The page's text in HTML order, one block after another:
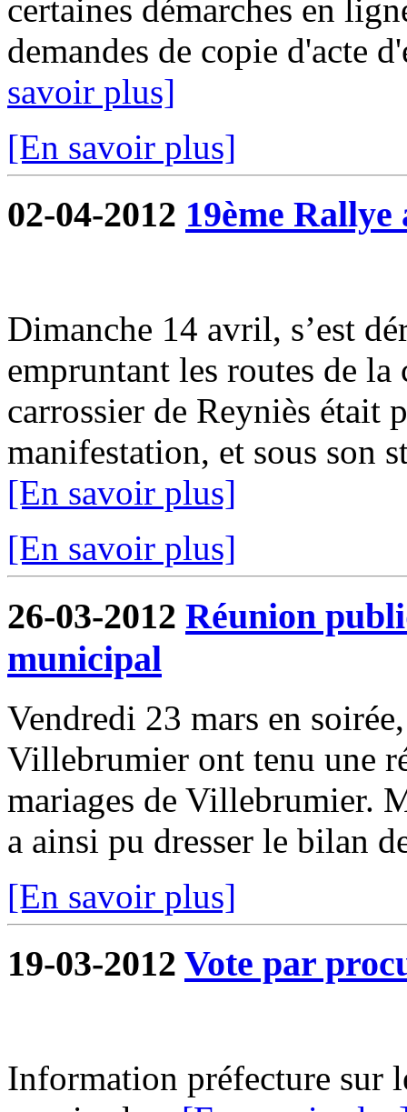
certaines démarches en
demandes de copie d'acte
savoir plus]
[En savoir plus]
02-04-2012 19ème
Dimanche 14 avril, s’est
empruntant les routes de
carrossier de Reyniès était
manifestation, et sous son
[En savoir plus]
[En savoir plus]
26-03-2012 Réunion
municipal
Vendredi 23 mars en
Villebrumier ont tenu une
mariages de Villebrumier.
a ainsi pu dresser le bilan
[En savoir plus]
19-03-2012 Vote par
Information préfecture sur